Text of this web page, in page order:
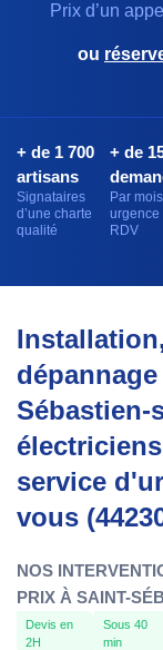
Prix d’un
ou
+ de 1 700
artisans
Signataires
d’une charte
qualité
+ de
Par
urgence
RDV
Sébastien-
service
vous
NOS
PRIX À SAINT-
Devis en
2H
Sous 40
min